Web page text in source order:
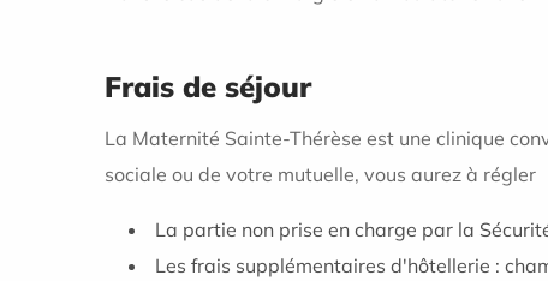
Frais de séjour
La Maternité Sainte-Thérèse est une clinique
sociale ou de votre mutuelle, vous aurez à régler
La partie non prise en charge par la
Les frais supplémentaires d'hôtellerie :